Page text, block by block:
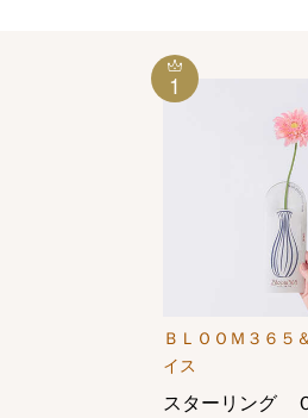
ＢＬＯＯＭ３６５
イス
スターリング
1